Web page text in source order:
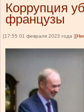
Коррупция
французы
[17:55 01 февраля 2023 года ]